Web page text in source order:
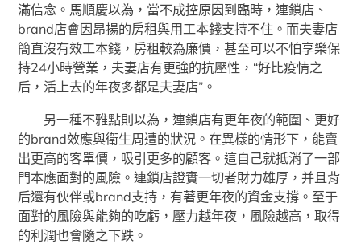
滿信念。馬順慶以為，當不成控原因到臨時，連鎖店、
brand店會因昂揚的房租與用工本錢支持不住。而夫妻店
簡直沒有效工本錢，房租較為廉價，甚至可以不怕享樂保
持24小時營業，夫妻店有更強的抗壓性，“好比疫情之
后，活上去的年夜多都是夫妻店”。
另一種不雅點則以為，連鎖店有更年夜的範圍、更好
的brand效應與衛生周遭的狀況。在異樣的情形下，能賣
出更高的客單價，吸引更多的顧客。這自己就抵消了一部
門本應面對的風險。連鎖店證實一切者財力雄厚，并且背
后還有伙伴或brand支持，有著更年夜的資金支撐。至于
面對的風險與能夠的吃虧，壓力越年夜，風險越高，取得
的利潤也會隨之下跌。